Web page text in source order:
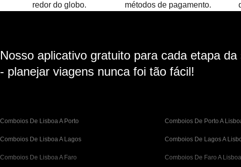
redor do globo.
métodos de pagamento.
Nosso aplicativo gratuito para cada etapa da
- planejar viagens nunca foi tão fácil!
Comboios De Lisboa A Porto Comboios De Porto A
Comboios De Lisboa A Lagos Comboios De Lagos A
Comboios De Lisboa A Faro Comboios De Faro A Lisboa